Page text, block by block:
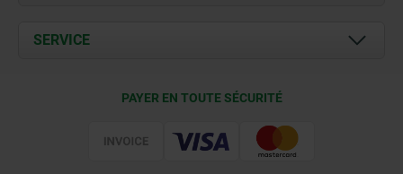
Contact
Documents
SERVICE
PAYER EN TOUTE SÉCURITÉ